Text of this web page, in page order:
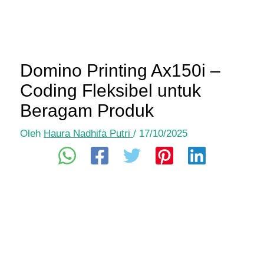
Domino Printing Ax150i –
Coding Fleksibel untuk
Beragam Produk
Oleh Haura Nadhifa Putri/ 17/10/2025